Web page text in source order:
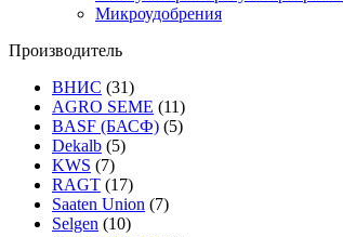
Микроудобрения
Производитель
ВНИС (31)
AGRO SEME (11)
BASF (БАСФ) (5)
Dekalb (5)
KWS (7)
RAGT (17)
Saaten Union (7)
Selgen (10)